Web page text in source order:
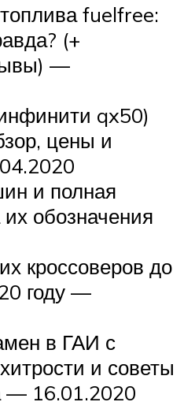
fuelfree:
(+
—
qx50)
цены и
и полная
обозначения
кроссоверов до
году —
в ГАИ с
и советы
— 16.01.2020